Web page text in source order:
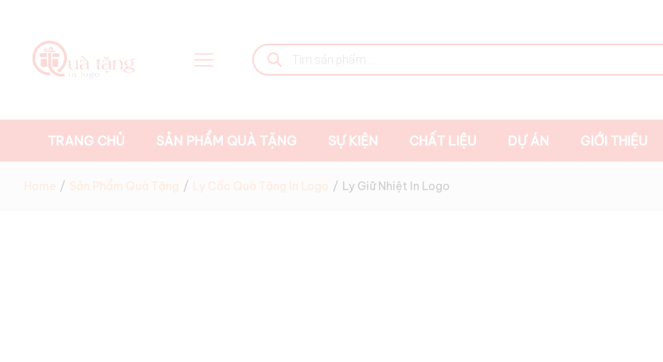
Tìm
kiếm
sản
TRANG CHỦ SẢN PHẨM QUÀ TẶNG SỰ KIỆN CHẤT LIỆU DỰ ÁN GIỚI THIỆU
Home / Sản Phẩm Quà Tặng / Ly Cốc Quà Tặng In Logo / Ly Giữ Nhiệt In Logo